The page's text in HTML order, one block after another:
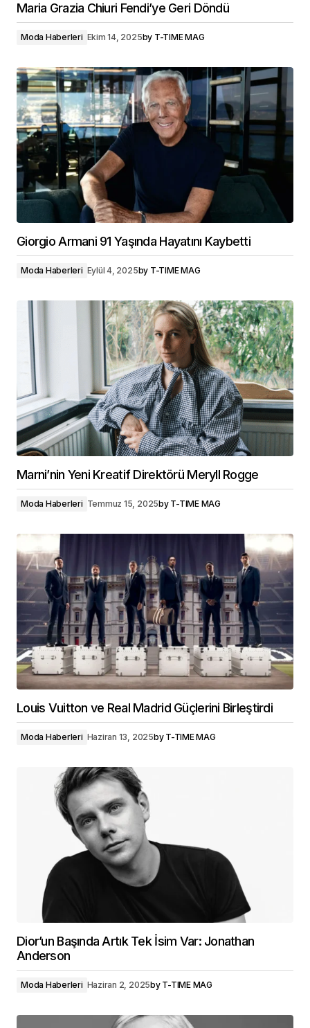
Maria Grazia Chiuri Fendi’ye Geri Döndü
Moda Haberleri Ekim 14, 2025by T-TIME MAG
Giorgio Armani 91 Yaşında Hayatını Kaybetti
Moda Haberleri Eylül 4, 2025by T-TIME MAG
Marni’nin Yeni Kreatif Direktörü Meryll Rogge
Moda Haberleri Temmuz 15, 2025by T-TIME MAG
Louis Vuitton ve Real Madrid Güçlerini Birleştirdi
Moda Haberleri Haziran 13, 2025by T-TIME MAG
Dior’un Başında Artık Tek İsim Var: Jonathan
Anderson
Moda Haberleri Haziran 2, 2025by T-TIME MAG